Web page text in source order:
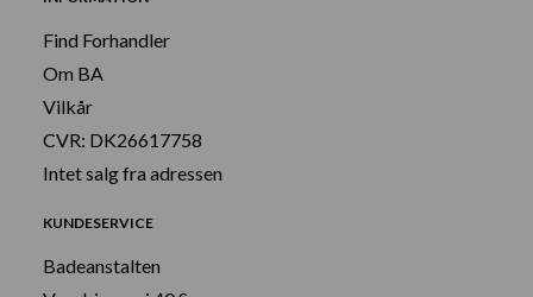
Find Forhandler
Om BA
Vilkår
CVR: DK26617758
Intet salg fra adressen
KUNDESERVICE
Badeanstalten